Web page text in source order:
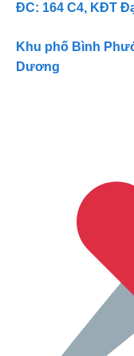
ĐC: 164 C4, KĐT
Khu phố Bình
Dương